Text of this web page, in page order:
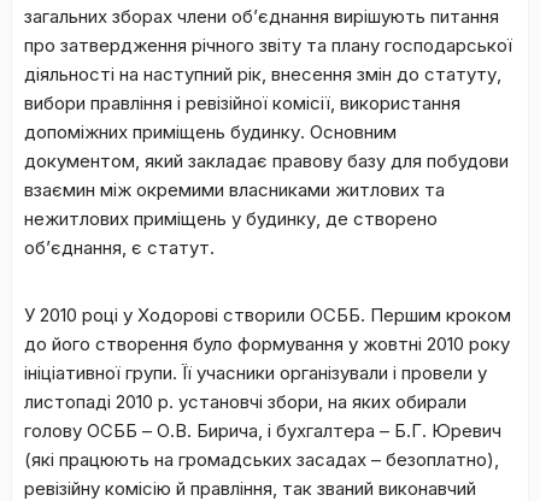
загальних зборах члени об’єднання вирішують питання
про затвердження річного звіту та плану господарської
діяльності на наступний рік, внесення змін до статуту,
вибори правління і ревізійної комісії, використання
допоміжних приміщень будинку. Основним
документом, який закладає правову базу для побудови
взаємин між окремими власниками житлових та
нежитлових приміщень у будинку, де створено
об’єднання, є статут.
У 2010 році у Ходорові створили ОСББ. Першим кроком
до його створення було формування у жовтні 2010 року
ініціативної групи. Її учасники організували і провели у
листопаді 2010 р. установчі збори, на яких обирали
голову ОСББ – О.В. Бирича, і бухгалтера – Б.Г. Юревич
(які працюють на громадських засадах – безоплатно),
ревізійну комісію й правління, так званий виконавчий